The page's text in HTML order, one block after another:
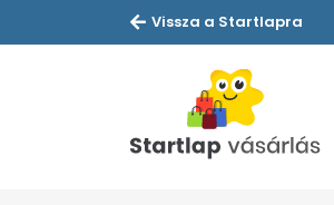
Vissza a Startlapra